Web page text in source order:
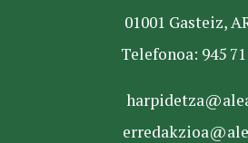
01001 Gasteiz,
Telefonoa: 945